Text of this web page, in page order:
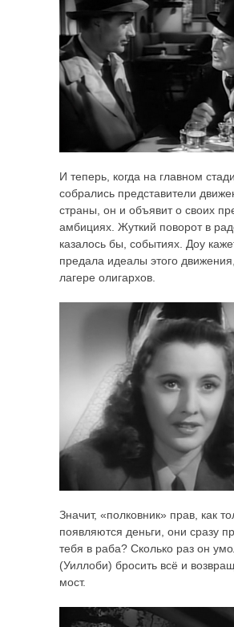
И теперь, когда на главном
собрались представители
страны, он и объявит о своих
амбициях. Жуткий поворот в
казалось бы, событиях. Доу
предала идеалы этого
лагере олигархов.
Значит, «полковник» прав, как
появляются деньги, они сразу
тебя в раба? Сколько раз он
(Уиллоби) бросить всё и
мост.